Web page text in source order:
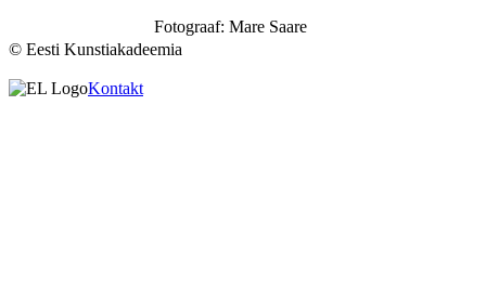
Fotograaf: Mare Saare
© Eesti Kunstiakadeemia
Kontakt